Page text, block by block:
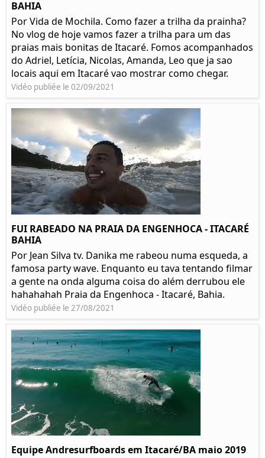
BAHIA
Por Vida de Mochila. Como fazer a trilha da prainha?
No vlog de hoje vamos fazer a trilha para um das
praias mais bonitas de Itacaré. Fomos acompanhados
do Adriel, Letícia, Nicolas, Amanda, Leo que ja sao
locais aqui em Itacaré vao mostrar como chegar.
Vidéo publiée le 02/09/2021
FUI RABEADO NA PRAIA DA ENGENHOCA - ITACARÉ
BAHIA
Por Jean Silva tv. Danika me rabeou numa esqueda, a
famosa party wave. Enquanto eu tava tentando filmar
a gente na onda alguma coisa do além derrubou ele
hahahahah Praia da Engenhoca - Itacaré, Bahia.
Vidéo publiée le 27/08/2021
Equipe Andresurfboards em Itacaré/BA maio 2019